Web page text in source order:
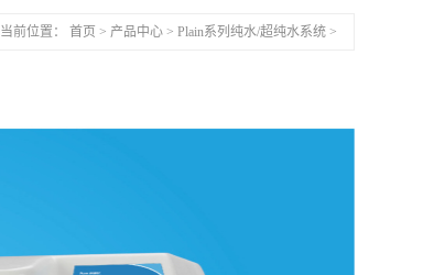
当前位置： 首页 > 产品中心 > Plain系列纯水/超纯水系统 >